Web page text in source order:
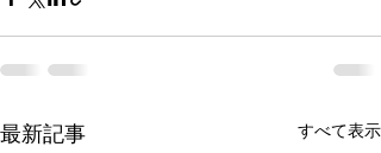
最新記事 すべて表示